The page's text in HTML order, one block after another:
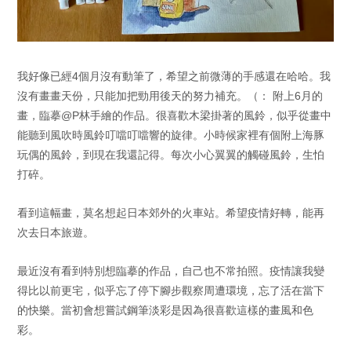
我好像已經4個月沒有動筆了，希望之前微薄的手感還在哈哈。我
沒有畫畫天份，只能加把勁用後天的努力補充。（： 附上6月的
畫，臨摹@P林手繪的作品。很喜歡木梁掛著的風鈴，似乎從畫中
能聽到風吹時風鈴叮噹叮噹響的旋律。小時候家裡有個附上海豚
玩偶的風鈴，到現在我還記得。每次小心翼翼的觸碰風鈴，生怕
打碎。
看到這幅畫，莫名想起日本郊外的火車站。希望疫情好轉，能再
次去日本旅遊。
最近沒有看到特別想臨摹的作品，自己也不常拍照。疫情讓我變
得比以前更宅，似乎忘了停下腳步觀察周遭環境，忘了活在當下
的快樂。當初會想嘗試鋼筆淡彩是因為很喜歡這樣的畫風和色
彩。